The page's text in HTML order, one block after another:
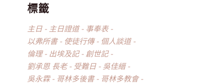
標籤
主日 主日證道
事奉表
以弗所書
使徒行傳
個人談道
倫理
出埃及記
創世記
劉承恩 長老
受難日
吳佳縉
吳永霖
哥林多後書
哥林多教會